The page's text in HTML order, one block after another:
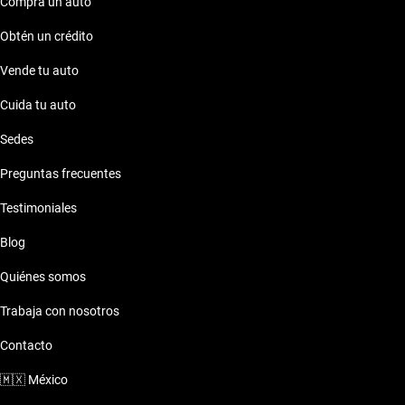
Obtén un crédito
Vende tu auto
Cuida tu auto
Sedes
Preguntas frecuentes
Testimoniales
Blog
Quiénes somos
Trabaja con nosotros
Contacto
🇲🇽 México